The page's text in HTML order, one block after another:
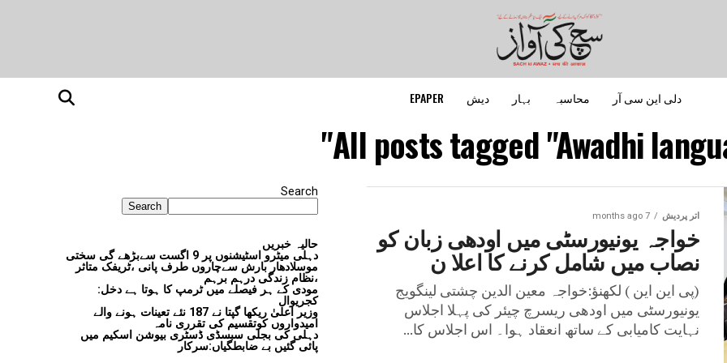
دلی این سی آر محاسبہ بہار دیش EPAPER
All posts tagged "Awadhi
اتر پردیش 7 months ago
خواجہ یونیورسٹی میں اودھی زبان کو
نصاب میں شامل کرنے کا اعلا ن
(پی این این ) لکھنؤ:خواجہ معین الدین چشتی لینگویج
یونیورسٹی میں اودھی ریسرچ چیئر کی پہلا اجلاس
نہایت کامیابی کے ساتھ انعقاد ہوا۔ اس اجلاس کا...
Search
Search
حالیہ خبریں
دہلی میٹرو اسٹیشنوں پر 9 اگست سےبڑھے گی سختی
موسلادھار بارش سےچاروں طرف پانی ،ٹریفک متاثر
،نظام زندگی درہم برہم
مودی کے ہر فیصلے میں ٹرمپ کا ہوتا ہے دخل:
کجریوال
وزیر اعلیٰ ریکھا گپتا نے 187 نئے تعینات ہونے والے
امیدواروں کوتقسیم کی تقرری نامہ
دہلی کی بجلی سبسڈی ڈسٹری بیوشن اسکیم میں
پائی گئیں بے ضابطگیاں:سرکار